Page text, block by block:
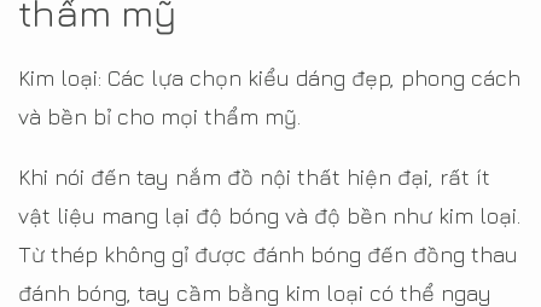
thẩm mỹ
Kim loại: Các lựa chọn kiểu dáng đẹp, phong cách
và bền bỉ cho mọi thẩm mỹ.
Khi nói đến tay nắm đồ nội thất hiện đại, rất ít
vật liệu mang lại độ bóng và độ bền như kim loại.
Từ thép không gỉ được đánh bóng đến đồng thau
đánh bóng, tay cầm bằng kim loại có thể ngay